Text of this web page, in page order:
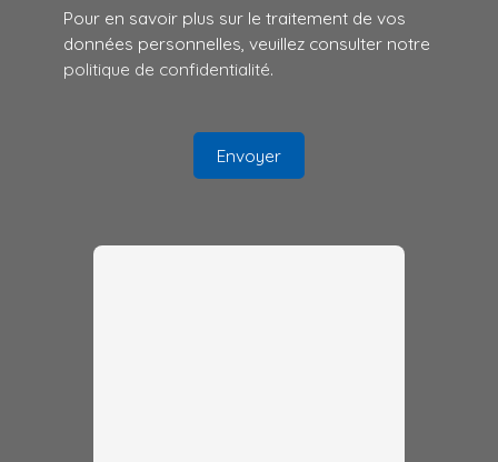
Pour en savoir plus sur le traitement de vos
données personnelles, veuillez consulter notre
politique de confidentialité.
Envoyer